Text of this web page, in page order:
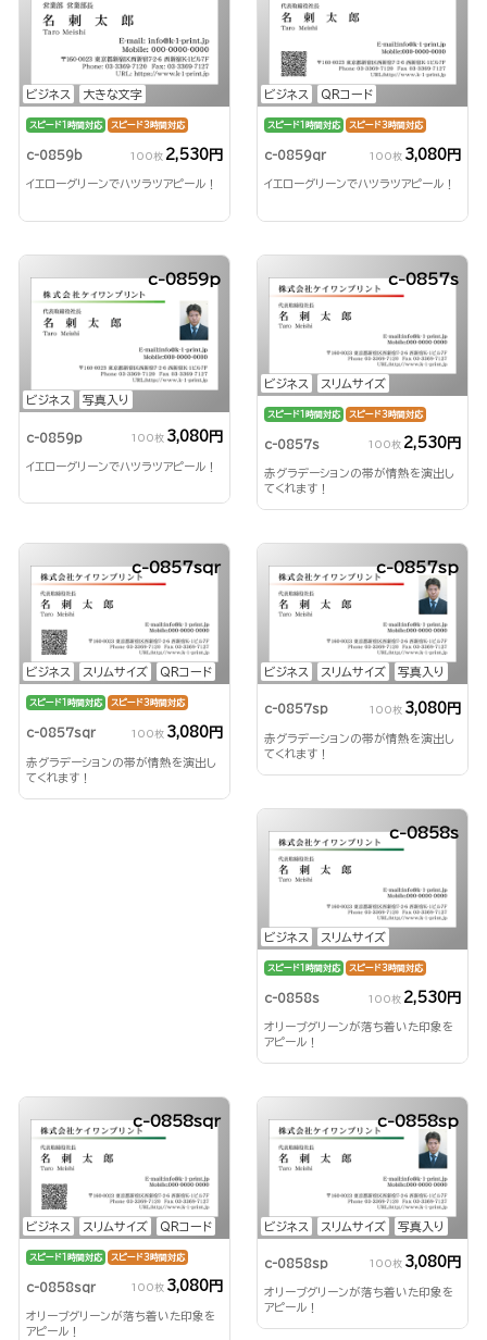
ビジネス 大きな文字
スピード1時間対応 スピード3時間対応
c-0859b 100枚 2,530円
イエローグリーンでハツラツアピール！
ビジネス QRコード
スピード1時間対応 スピード3時間対応
c-0859qr 100枚 3,080円
イエローグリーンでハツラツアピール！
ビジネス 写真入り
c-0859p
c-0859p 100枚 3,080円
イエローグリーンでハツラツアピール！
ビジネス スリムサイズ
c-0857s
スピード1時間対応 スピード3時間対応
c-0857s 100枚 2,530円
赤グラデーションの帯が情熱を演出し
てくれます！
ビジネス スリムサイズ QRコード
c-0857sqr
スピード1時間対応 スピード3時間対応
c-0857sqr 100枚 3,080円
赤グラデーションの帯が情熱を演出し
てくれます！
ビジネス スリムサイズ 写真入り
c-0857sp
c-0857sp 100枚 3,080円
赤グラデーションの帯が情熱を演出し
てくれます！
ビジネス スリムサイズ
c-0858s
スピード1時間対応 スピード3時間対応
c-0858s 100枚 2,530円
オリーブグリーンが落ち着いた印象を
アピール！
ビジネス スリムサイズ QRコード
c-0858sqr
スピード1時間対応 スピード3時間対応
c-0858sqr 100枚 3,080円
オリーブグリーンが落ち着いた印象を
アピール！
ビジネス スリムサイズ 写真入り
c-0858sp
c-0858sp 100枚 3,080円
オリーブグリーンが落ち着いた印象を
アピール！